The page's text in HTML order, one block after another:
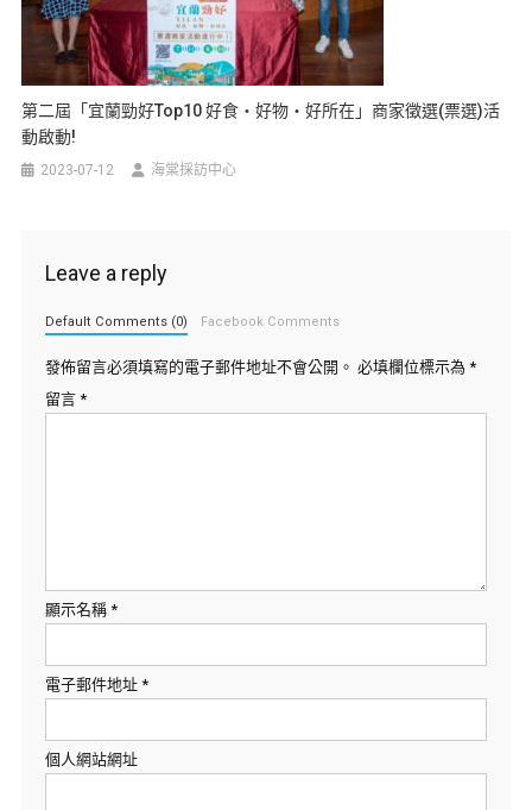
第二屆「宜蘭勁好Top10 好食・好物・好所在」商家徵選(票選)活
動啟動!
2023-07-12 海棠採訪中心
Leave a reply
Default Comments (0) Facebook Comments
發佈留言必須填寫的電子郵件地址不會公開。 必填欄位標示為 *
留言 *
顯示名稱 *
電子郵件地址 *
個人網站網址